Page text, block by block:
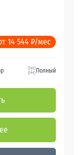
14 544 ₽/мес
Полный